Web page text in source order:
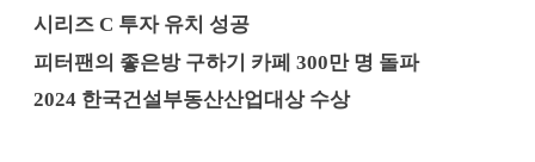
시리즈 C 투자 유치 성공
피터팬의 좋은방 구하기 카페 300만 명 돌파
2024 한국건설부동산산업대상 수상